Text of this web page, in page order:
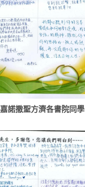
嘉諾撒聖方濟各書院同學